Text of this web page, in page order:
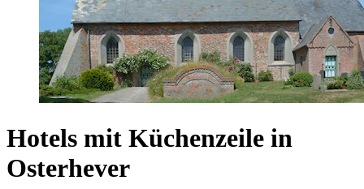
Hotels mit Küchenzeile in
Osterhever